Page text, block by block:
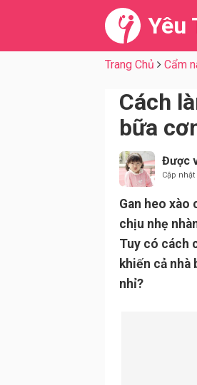
Yêu
Trang Chủ Cẩm
Cách
bữa
Được
Cập
Gan heo xào
chịu nhẹ
Tuy có cách
khiến cả nhà
nhỉ?